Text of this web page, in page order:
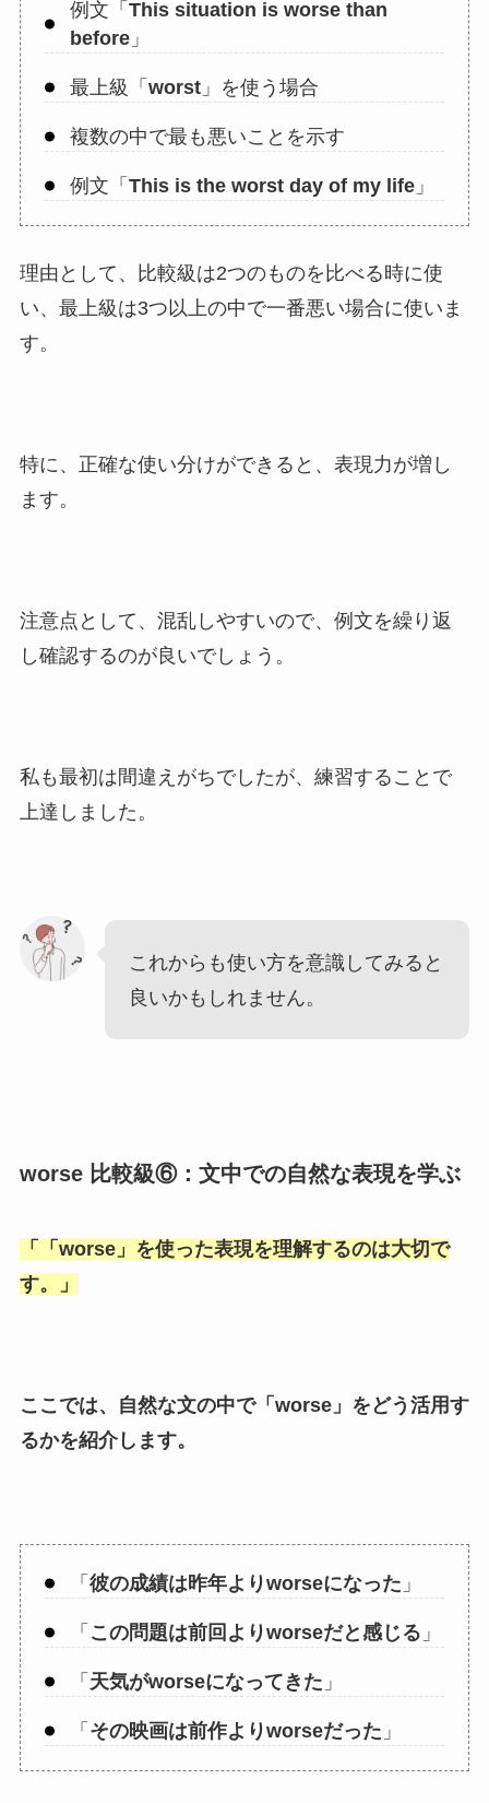
例文「 This situation is worse than
before」
最上級「 worst」を使う場合
複数の中で最も悪いことを示す
例文「 This is the worst day of my life」
理由として、比較級は2つのものを比べる時に使
い、最上級は3つ以上の中で一番悪い場合に使いま
す。
特に、正確な使い分けができると、表現力が増し
ます。
注意点として、混乱しやすいので、例文を繰り返
し確認するのが良いでしょう。
私も最初は間違えがちでしたが、練習することで
上達しました。
これからも使い方を意識してみると
良いかもしれません。
worse 比較級⑥：文中での自然な表現を学ぶ
「 「worse」を使った表現を理解するのは大切で
す。」
ここでは、自然な文の中で「 worse」をどう活用す
るかを紹介します。
「 彼の成績は昨年よりworseになった 」
「 この問題は前回よりworseだと感じる 」
「 天気がworseになってきた 」
「 その映画は前作よりworseだった 」